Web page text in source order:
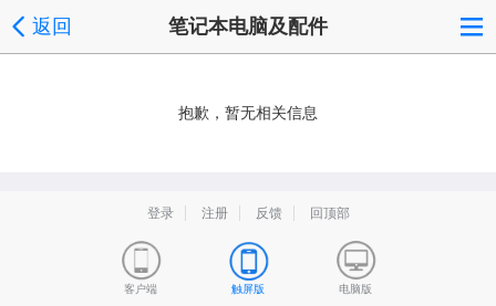
返回 笔记本电脑及配件
抱歉，暂无相关信息
登录 注册 反馈 回顶部
客户端 触屏版 电脑版